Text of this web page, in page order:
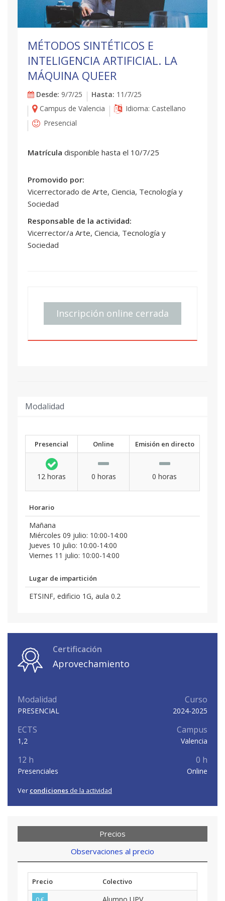
MÉTODOS SINTÉTICOS E
INTELIGENCIA ARTIFICIAL. LA
MÁQUINA QUEER
Desde: 9/7/25 Hasta: 11/7/25
Campus de Valencia
Idioma: Castellano
Presencial
Matrícula disponible hasta el 10/7/25
Promovido por:
Vicerrectorado de Arte, Ciencia, Tecnología y
Sociedad
Responsable de la actividad:
Vicerrector/a Arte, Ciencia, Tecnología y
Sociedad
Inscripción online cerrada
Modalidad
Presencial Online Emisión en directo
12 horas 0 horas 0 horas
Horario
Mañana
Miércoles 09 julio: 10:00-14:00
Jueves 10 julio: 10:00-14:00
Viernes 11 julio: 10:00-14:00
Lugar de impartición
ETSINF, edificio 1G, aula 0.2
Certificación
Aprovechamiento
Modalidad
PRESENCIAL
Curso
2024-2025
ECTS
1,2
Campus
Valencia
12 h
Presenciales
0 h
Online
Ver condiciones de la actividad
Precios
Observaciones al precio
Precio
Colectivo
Alumno UPV